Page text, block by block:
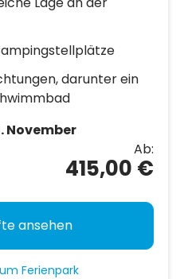
darunter ein
November
Ab:
415,00 €
ansehen
Ferienpark